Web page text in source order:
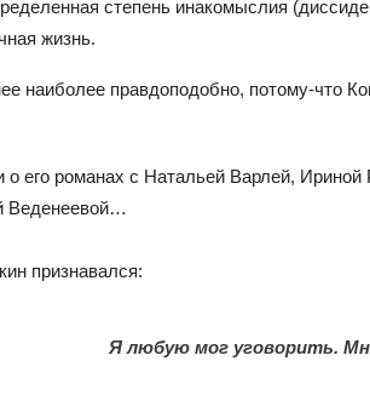
степень инакомыслия
жизнь.
наиболее правдоподобно, потому-что
о его романах с Натальей Варлей,
Веденеевой…
признавался:
Я любую мог уговорить.